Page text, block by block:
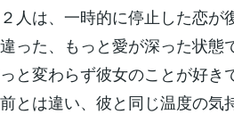
人は、一時的に停止した恋が
った、もっと愛が深った状態
と変わらず彼女のことが好き
とは違い、彼と同じ温度の気